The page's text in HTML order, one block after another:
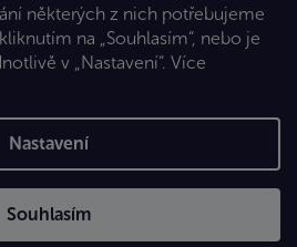
některých z nich potřebujeme
na „Souhlasím“, nebo je
v „Nastavení“. Více
Nastavení
Souhlasím
Shoptet Premium
Company, spol. s r.o.. Všechna
vyhrazena.